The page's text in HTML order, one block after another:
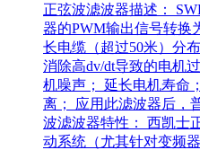
正弦波滤波器描述：
器的PWM输出信号转换
长电缆（超过50米）分
消除高dv/dt导致的电机
机噪声； 延长电机寿命
离； 应用此滤波器后，
波滤波器特性： 西凯士
动系统（尤其针对变频